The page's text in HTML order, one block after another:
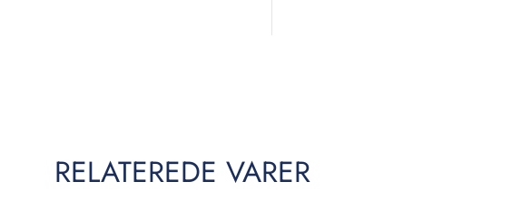
RELATEREDE VARER